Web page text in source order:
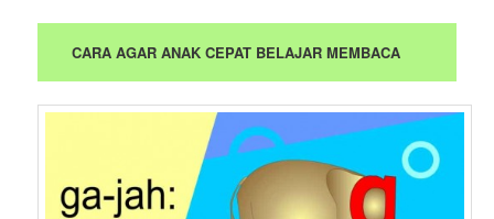
CARA AGAR ANAK CEPAT BELAJAR MEMBACA